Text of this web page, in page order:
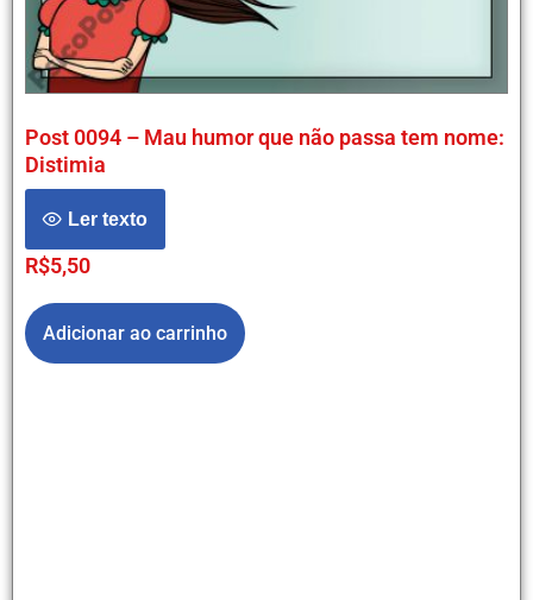
Post 0094 – Mau humor que não passa tem nome:
Distimia
Ler texto
R$5,50
Adicionar ao carrinho